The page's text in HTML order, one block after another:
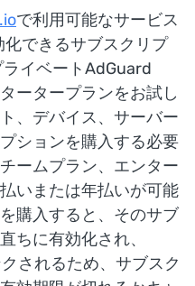
で利用可能なサービス
できるサブスクリプ
イベートAdGuard
ータープランをお試し
、デバイス、サーバー
ションを購入する必要
ームプラン、エンター
いまたは年払いが可能
購入すると、そのサブ
ちに有効化され、
されるため、サブスク